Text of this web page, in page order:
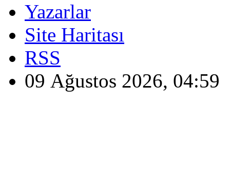
Yazarlar
Site Haritası
RSS
09 Ağustos 2026, 04:59